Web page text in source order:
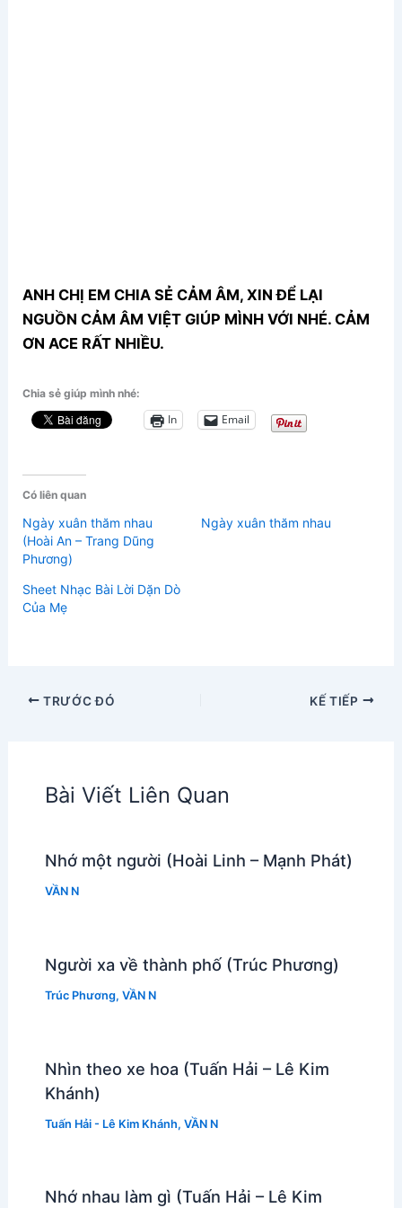
ANH CHỊ EM CHIA SẺ CẢM ÂM, XIN ĐỂ LẠI
NGUỒN CẢM ÂM VIỆT GIÚP MÌNH VỚI NHÉ. CẢM
ƠN ACE RẤT NHIỀU.
Chia sẻ giúp mình nhé:
In Email
Có liên quan
Ngày xuân thăm nhau
(Hoài An – Trang Dũng
Phương)
Ngày xuân thăm nhau
Sheet Nhạc Bài Lời Dặn Dò
Của Mẹ
TRƯỚC ĐÓ KẾ TIẾP
Bài Viết Liên Quan
Nhớ một người (Hoài Linh – Mạnh Phát)
VẦN N
Người xa về thành phố (Trúc Phương)
Trúc Phương, VẦN N
Nhìn theo xe hoa (Tuấn Hải – Lê Kim
Khánh)
Tuấn Hải - Lê Kim Khánh, VẦN N
Nhớ nhau làm gì (Tuấn Hải – Lê Kim